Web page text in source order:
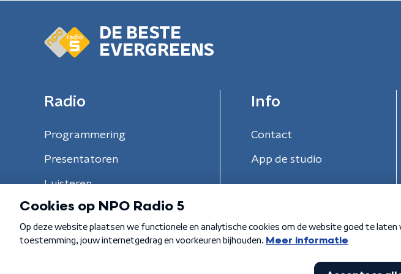
DE BESTE
EVERGREENS
Radio
Programmering
Presentatoren
Luisteren
Info
Contact
App de studio
Algemene voorwaarden Privacybeleid